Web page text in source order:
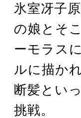
氷室冴子
の娘とそ
ーモラス
ルに描か
断髪とい
挑戦。